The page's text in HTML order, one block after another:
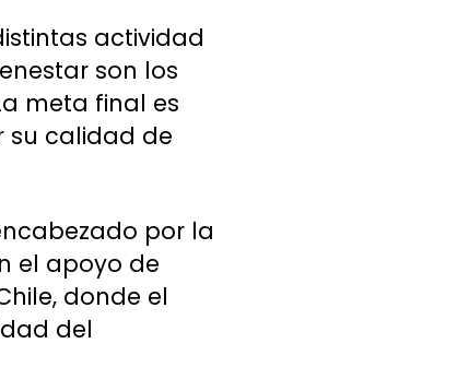
actividad
son los
meta final es
su calidad de
por la
el apoyo de
donde el
del